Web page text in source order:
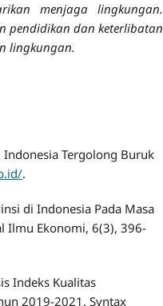
menjaga lingkungan.
pendidikan dan keterlibatan
lingkungan.
Tergolong Buruk
.
di Indonesia Pada Masa
Ilmu Ekonomi, 6(3), 396-
Indeks Kualitas
2019-2021. Syntax